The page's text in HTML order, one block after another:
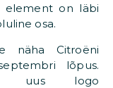
element on läbi
osa.
näha Citroëni
lõpus.
uus logo